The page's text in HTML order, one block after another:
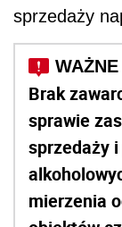
sprzedaży
Brak
sprawie
sprzedaży
mierzenia